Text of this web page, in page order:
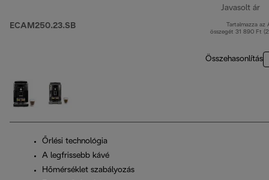
ECAM250.23.SB
Javasolt ár
Tartalmazza az
összegét 31 890 Ft
Összehasonlítás
Őrlési technológia
A legfrissebb kávé
Hőmérséklet szabályozás